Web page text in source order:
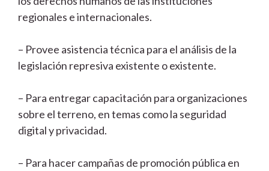
regionales e internacionales.
– Provee asistencia técnica para el análisis de la
legislación represiva existente o existente.
– Para entregar capacitación para organizaciones
sobre el terreno, en temas como la seguridad
digital y privacidad.
– Para hacer campañas de promoción pública en